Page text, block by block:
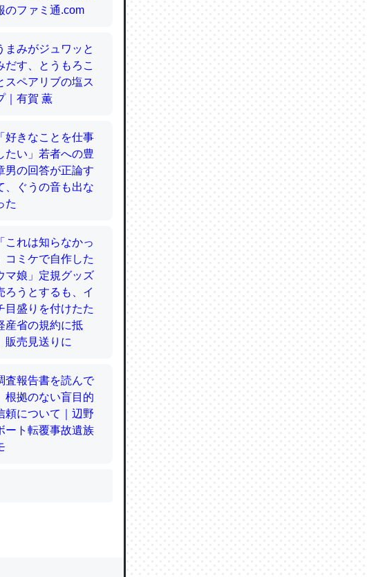
方が拮抗してるので
ルシウムを使わずキ
する新仮説
てるんだな…。腹足
も置こうかと画策
かが分かるのでこ
そうだけど、それ